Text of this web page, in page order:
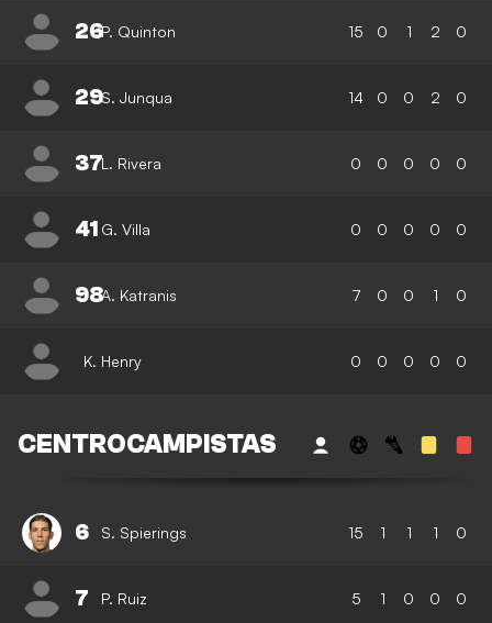
26P. Quinton 15 0 1 2 0
29S. Junqua 14 0 0 2 0
37L. Rivera 0 0 0 0 0
41 G. Villa 0 0 0 0 0
98A. Katranis 7 0 0 1 0
K. Henry 0 0 0 0 0
CENTROCAMPISTAS
6 S. Spierings 15 1 1 1 0
7 P. Ruiz 5 1 0 0 0